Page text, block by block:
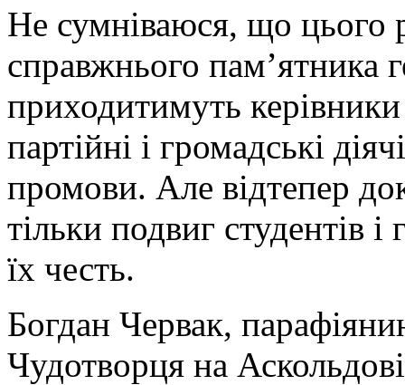
Не сумніваюся, що цього
справжнього пам’ятника
приходитимуть
партійні і громадські
промови. Але відтепер
тільки подвиг студентів
їх честь.
Богдан Червак,
Чудотворця на